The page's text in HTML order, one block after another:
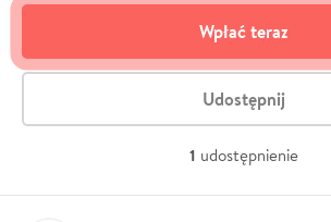
Wpłać teraz
Udostępnij
1 udostępnienie